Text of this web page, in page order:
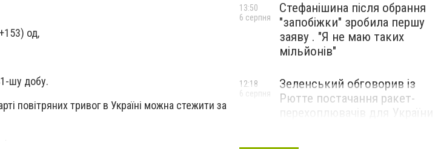
од,
шу добу.
повітряних тривог в Україні можна стежити за
Стефанішина після обрання
"запобіжки" зробила першу
заяву . "Я не маю таких
мільйонів"
13:50
6 серпня
Зеленський обговорив із
Рютте постачання ракет-
перехоплювачів для України
12:18
6 серпня